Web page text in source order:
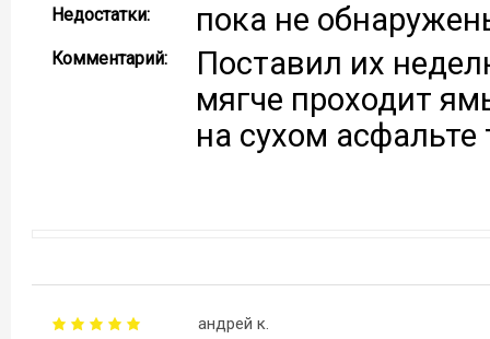
Недостатки: пока не
Комментарий:
Поставил их
мягче проходит
на сухом
андрей к.